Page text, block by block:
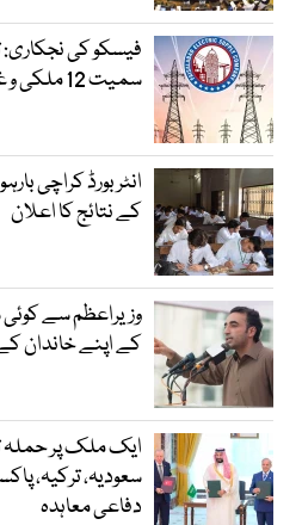
فیسکو کی نجکاری:
سمیت 12 ملکی و غیر ملکی گروپ میدان میں
انٹر بورڈ کراچی
کے نتائج کا اعلان
وزیراعظم سے
کے اپنے خاندان
ایک ملک پر حملہ
سعودیہ، ترکیہ،
دفاعی معاہدہ